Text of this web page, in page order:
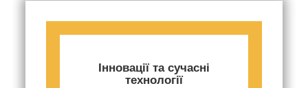
Інновації та сучасні
технології